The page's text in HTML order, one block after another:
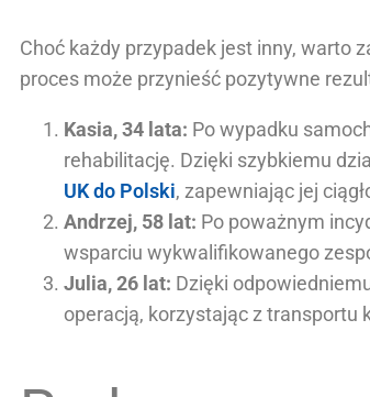
Choć każdy przypadek jest inny, warto
proces może przynieść pozytywne
Kasia, 34 lata: Po wypadku
rehabilitację. Dzięki szybkiemu
UK do Polski, zapewniając jej
Andrzej, 58 lat: Po poważnym
wsparciu wykwalifikowanego
Julia, 26 lat: Dzięki
operacją, korzystając z transportu